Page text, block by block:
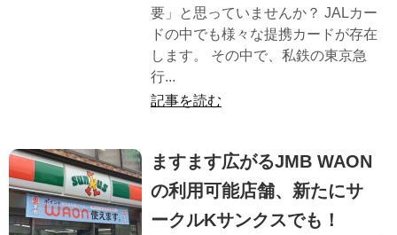
要」と思っていませんか？ JALカー
ドの中でも様々な提携カードが存在
します。 その中で、私鉄の東京急
行...
記事を読む
ますます広がるJMB WAON
の利用可能店舗、新たにサ
ークルKサンクスでも！